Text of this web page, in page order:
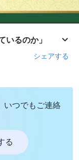
いるのか」
シェアする
いつでもご連絡
る